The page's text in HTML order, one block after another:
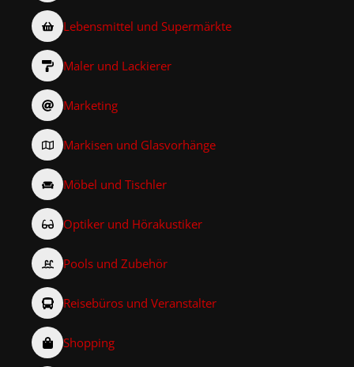
Lebensmittel und Supermärkte
Maler und Lackierer
Marketing
Markisen und Glasvorhänge
Möbel und Tischler
Optiker und Hörakustiker
Pools und Zubehör
Reisebüros und Veranstalter
Shopping